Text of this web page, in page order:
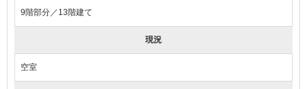
9階部分／13階建て
現況
空室